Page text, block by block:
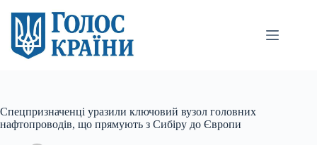
вмісту
Спецпризначенці уразили ключовий вузол головних
нафтопроводів, що прямують з Сибіру до Європи